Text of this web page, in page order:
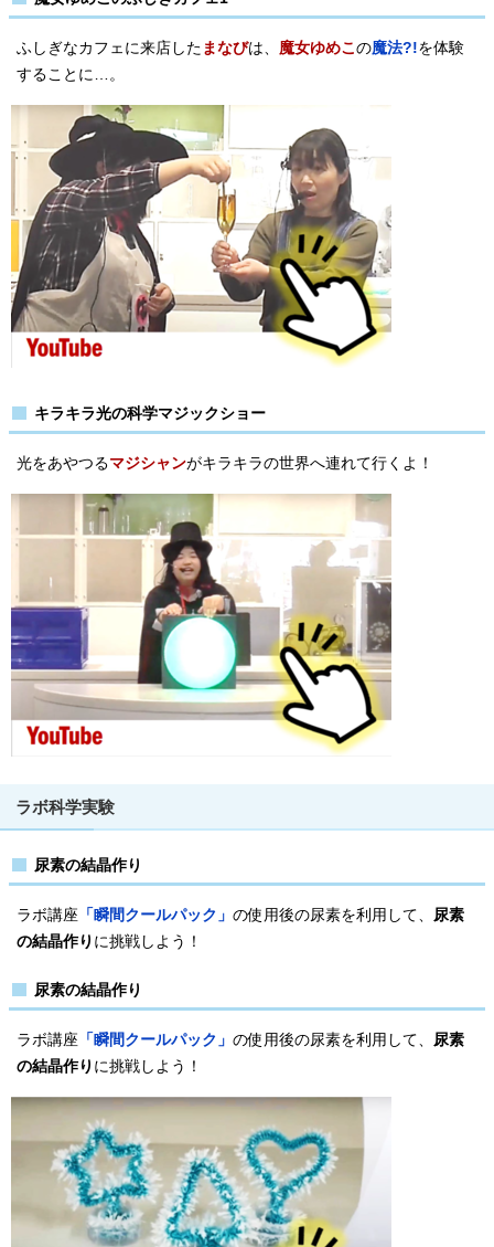
ふしぎなカフェに来店した まなびは、 魔女ゆめこの魔法?!を体験
することに…。
キラキラ光の科学マジックショー
光をあやつるマジシャンがキラキラの世界へ連れて行くよ！
ラボ科学実験
尿素の結晶作り
ラボ講座 「瞬間クールパック」 の使用後の尿素を利用して、 尿素
の結晶作り に挑戦しよう！
尿素の結晶作り
ラボ講座 「瞬間クールパック」 の使用後の尿素を利用して、 尿素
の結晶作り に挑戦しよう！